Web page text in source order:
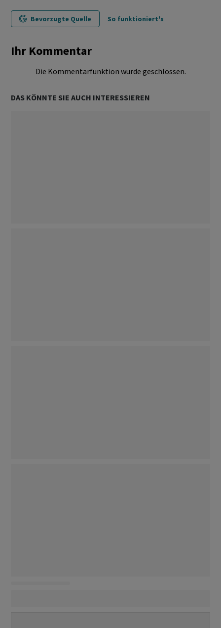
Bevorzugte Quelle So funktioniert's
Ihr Kommentar
Die Kommentarfunktion wurde geschlossen.
DAS KÖNNTE SIE AUCH INTERESSIEREN